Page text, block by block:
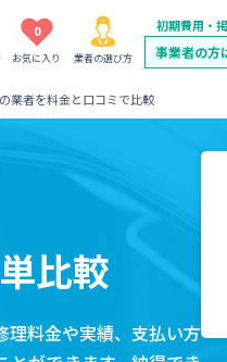
0
お気に入り 業者の選び方
初期費用・
事業者の方
業者を料金と口コミで比較
比較
理料金や実績、支払い方